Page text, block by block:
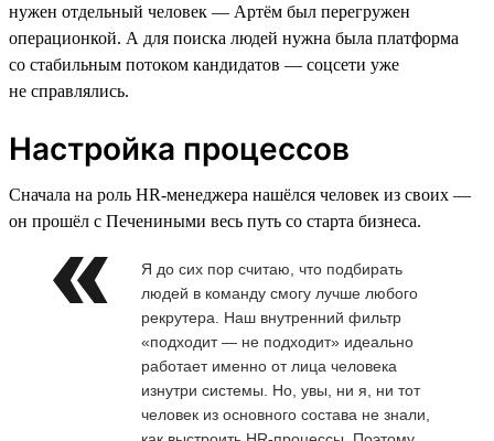
нужен отдельный человек — Артём был перегружен
операционкой. А для поиска людей нужна была платформа
со стабильным потоком кандидатов — соцсети уже
не справлялись.
Настройка процессов
Сначала на роль HR-менеджера нашёлся человек из своих —
он прошёл с Печениными весь путь со старта бизнеса.
Я до сих пор считаю, что подбирать
людей в команду смогу лучше любого
рекрутера. Наш внутренний фильтр
«подходит — не подходит» идеально
работает именно от лица человека
изнутри системы. Но, увы, ни я, ни тот
человек из основного состава не знали,